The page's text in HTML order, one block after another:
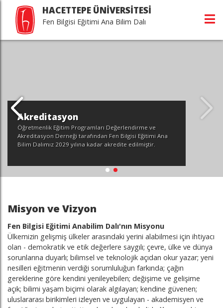
HACETTEPE ÜNİVERSİTESİ
Fen Bilgisi Eğitimi Ana Bilim Dalı
Akreditasyon
Öğretmenlik Eğitim Programları Değerlendirme ve
Akreditasyon Derneği tarafından Fen Bilgisi Eğitimi Ana
Bilim Dalımız 2029 yılına kadar akredite edilmiştir.
Misyon ve Vizyon
Fen Bilgisi Eğitimi Anabilim Dalı'nın Misyonu
Ülkemizin gelişmiş ülkeler arasındaki yerini alabilmesi için ihtiyacı
olan - demokratik ve etik değerlere saygılı; çevre, ülke ve dünya
sorunlarına duyarlı; bilimsel ve teknolojik açıdan okur yazar; yeni
nesilleri eğitmenin verdiği sorumluluğun farkında; çağın
gereklerine göre kendini yenileyebilen; değişime ve gelişime
açık; bilimi yaşam biçimi olarak algılayan; kendine güvenen;
uluslararası birikimleri izleyen ve uygulayan - akademisyen ve